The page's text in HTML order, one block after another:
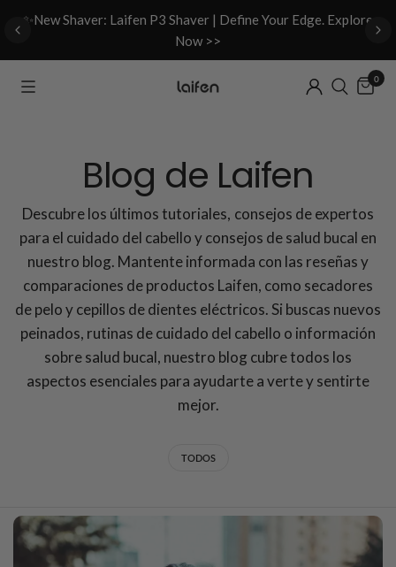
✨New Shaver: Laifen P3 Shaver | Define Your Edge. Explore
Now >>
0
Blog de Laifen
Descubre los últimos tutoriales, consejos de expertos
para el cuidado del cabello y consejos de salud bucal en
nuestro blog. Mantente informada con las reseñas y
comparaciones de productos Laifen, como secadores
de pelo y cepillos de dientes eléctricos. Si buscas nuevos
peinados, rutinas de cuidado del cabello o información
sobre salud bucal, nuestro blog cubre todos los
aspectos esenciales para ayudarte a verte y sentirte
mejor.
TODOS